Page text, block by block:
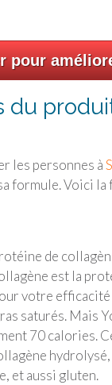
pour
les personnes à
formule. Voici
de
est la
votre
saturés. Mais
70 calories.
hydrolysé,
et aussi gluten.